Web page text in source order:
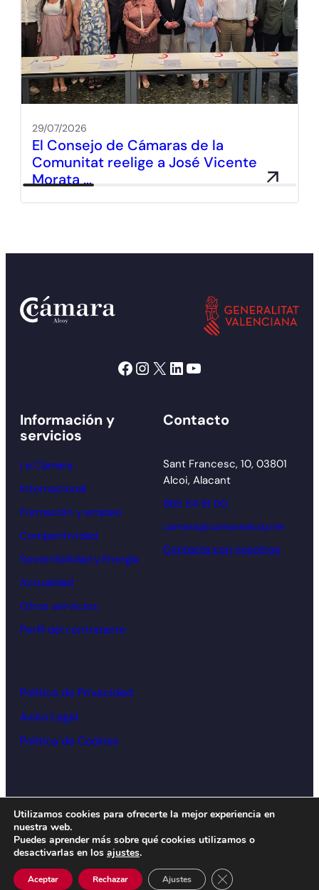
29/07/2026
El Consejo de Cámaras de la
Comunitat reelige a José Vicente
Morata …
Facebook Instagram X LinkedIn YouTube
Información y
servicios
La Cámara
Internacional
Formación y empleo
Competitividad
Sostenibilidad y Energía
Actualidad
Otros servicios
Perfil del contratante
Contacto
Sant Francesc, 10, 03801
Alcoi, Alacant
965 54 91 00
camara@camaraalcoy.net
Contacta con nosotros
Política de Privacidad
Aviso Legal
Política de Cookies
Diseño y desarrollo:
Utilizamos cookies para ofrecerte la mejor experiencia en
nuestra web.
Puedes aprender más sobre qué cookies utilizamos o
desactivarlas en los ajustes.
Aceptar Rechazar Ajustes Cerrar el banner de